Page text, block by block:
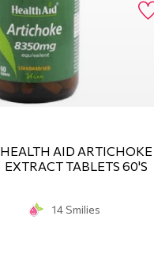
HEALTH AID ARTICHOKE
EXTRACT TABLETS 60'S
14 Smilies